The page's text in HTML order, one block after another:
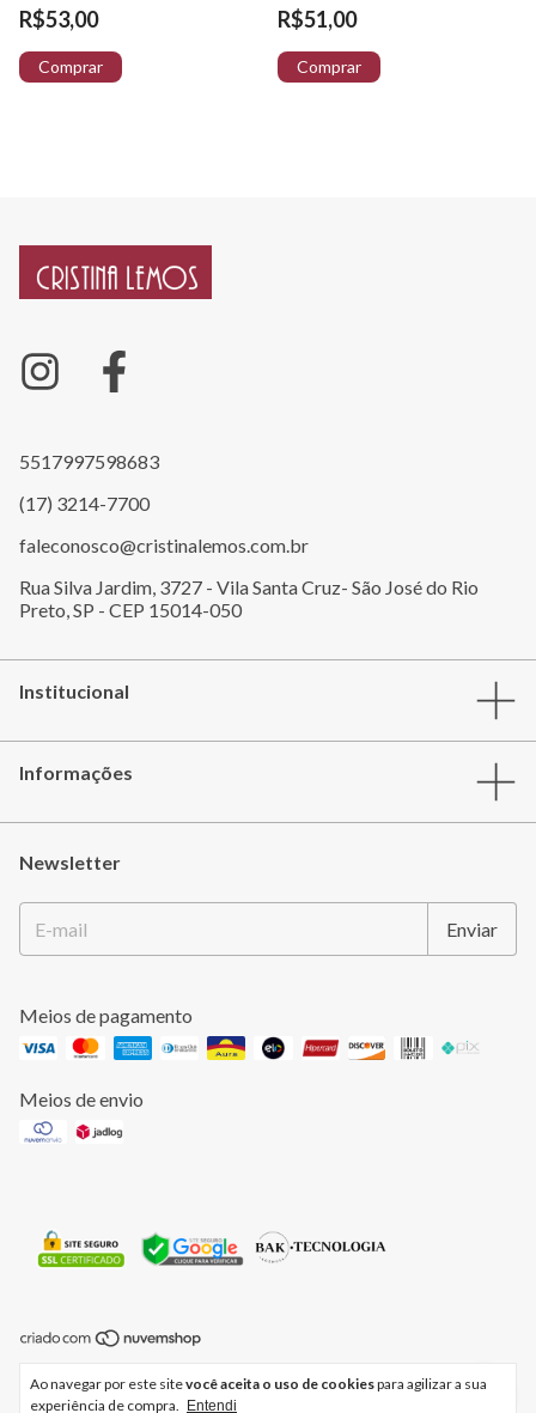
Ao navegar por este sitevocê aceita o uso de cookiespara agilizar a sua
experiência de compra.
Entendi
R$53,00 R$51,00
5517997598683
(17) 3214-7700
faleconosco@cristinalemos.com.br
Rua Silva Jardim, 3727 - Vila Santa Cruz- São José do Rio
Preto, SP - CEP 15014-050
Institucional
Informações
Newsletter
Meios de pagamento
Meios de envio
direitos reservados.